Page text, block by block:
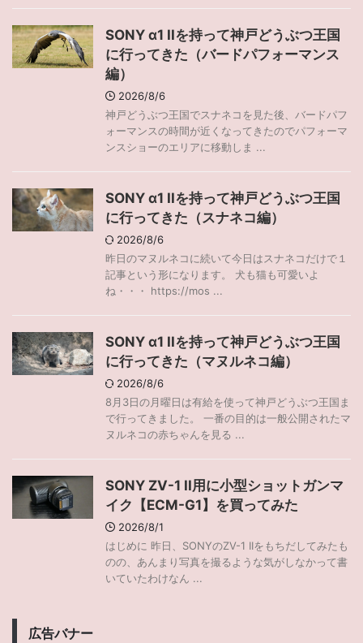
SONY α1 IIを持って神戸どうぶつ王国
に行ってきた（バードパフォーマンス
編）
2026/8/6
神戸どうぶつ王国でスナネコを見た後、バードパフ
ォーマンスの時間が近くなってきたのでパフォーマ
ンスショーのエリアに移動しま ...
SONY α1 IIを持って神戸どうぶつ王国
に行ってきた（スナネコ編）
2026/8/6
昨日のマヌルネコに続いて今日はスナネコだけで１
記事という形になります。 犬も猫も可愛いよ
ね・・・ https://mos ...
SONY α1 IIを持って神戸どうぶつ王国
に行ってきた（マヌルネコ編）
2026/8/6
8月3日の月曜日は有給を使って神戸どうぶつ王国ま
で行ってきました。 一番の目的は一般公開されたマ
ヌルネコの赤ちゃんを見る ...
SONY ZV-1 II用に小型ショットガンマ
イク【ECM-G1】を買ってみた
2026/8/1
はじめに 昨日、SONYのZV-1 IIをもちだしてみたも
のの、あんまり写真を撮るような気がしなかって書
いていたわけなん ...
広告バナー